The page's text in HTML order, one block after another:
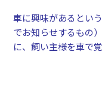
車に興味があるとい
でお知らせするもの
に、飼い主様を車で